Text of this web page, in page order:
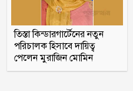
শাস্তির
তিস্তা কিন্ডারগার্টেনের নতুন
পরিচালক হিসাবে দায়িত্ব
পেলেন মুরাজিন মোমিন